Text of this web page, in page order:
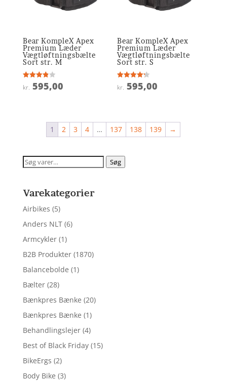
Bear KompleX Apex
Premium Læder
Vægtløftningsbælte
Sort str. M
Vurderet
3.9
kr. 595,00
Bear KompleX Apex
Premium Læder
Vægtløftningsbælte
Sort str. S
Vurderet
4.2
kr. 595,00
1 2 3 4 … 137 138 139 →
Søg
Søg
Varekategorier
Airbikes (5)
Anders NLT (6)
Armcykler (1)
B2B Produkter (1870)
Balancebolde (1)
Bælter (28)
Bænkpres Bænke (20)
Bænkpres Bænke (1)
Behandlingslejer (4)
Best of Black Friday (15)
BikeErgs (2)
Body Bike (3)